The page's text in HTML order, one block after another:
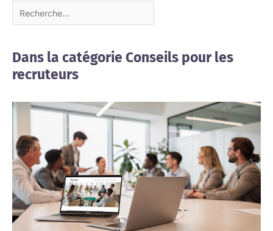
Dans la catégorie Conseils pour les
recruteurs